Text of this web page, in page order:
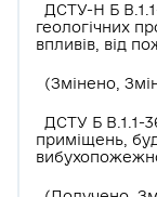
ДСТУ-Н Б
геологічних
впливів, від
(Змінено,
ДСТУ Б В.1.1-
приміщень,